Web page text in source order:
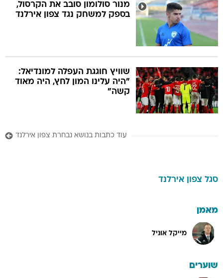
מנור סולומון סובב את הקרסול,
בספק למשחק נגד צפון אירלנד
שוויץ חוגגת העפלה למונדיאל:
"היה עלינו המון לחץ, היה מאוד
קשה"
עוד כתבות בנושא נבחרת צפון אירלנד
סגל צפון אירלנד
מאמן
מייקל אוניל
שוערים